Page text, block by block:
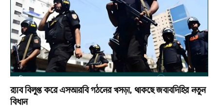
র‌্যাব বিলুপ্ত করে এসআরবি গঠনের খসড়া, থাকছে জবাবদিহির নতুন
বিধান